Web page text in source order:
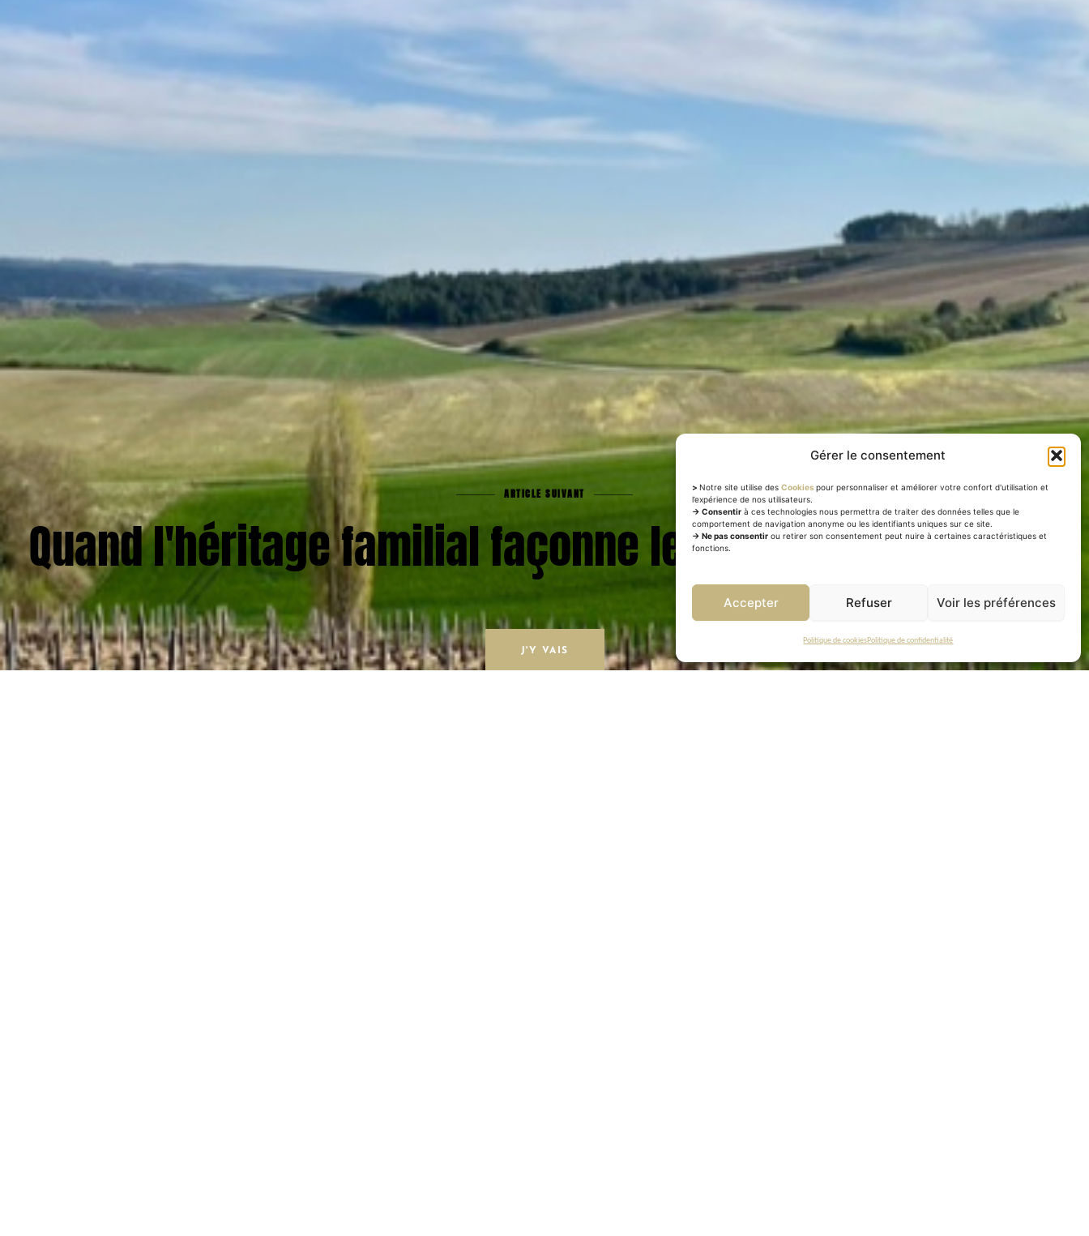
Gérer le consentement
> Notre site utilise des Cookies pour personnaliser et améliorer votre confort d'utilisation et
l’expérience de nos utilisateurs.
→ Consentir à ces technologies nous permettra de traiter des données telles que le
comportement de navigation anonyme ou les identifiants uniques sur ce site.
→ Ne pas consentir ou retirer son consentement peut nuire à certaines caractéristiques et
fonctions.
Accepter Refuser Voir les préférences
Politique de cookiesPolitique de confidentialité
ARTICLE SUIVANT
Quand l'héritage familial façonne le travail au vignoble !
J'Y VAIS